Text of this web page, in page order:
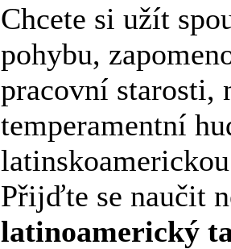
Chcete si užít
pohybu,
pracovní starosti,
temperamentní
Přijďte se naučit
latinoamerický